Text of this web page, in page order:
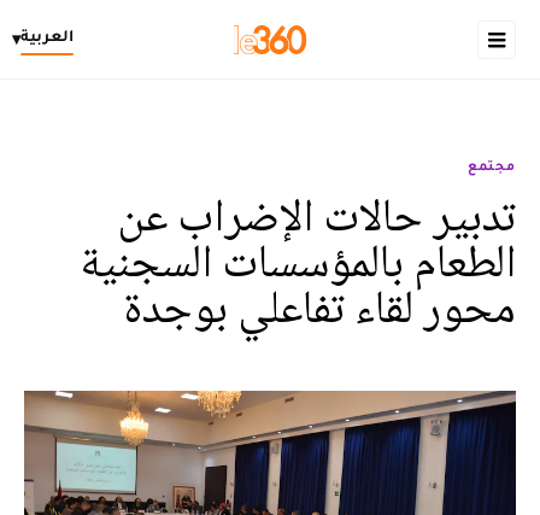
العربية▾
مجتمع
تدبير حالات الإضراب عن
الطعام بالمؤسسات السجنية
محور لقاء تفاعلي بوجدة